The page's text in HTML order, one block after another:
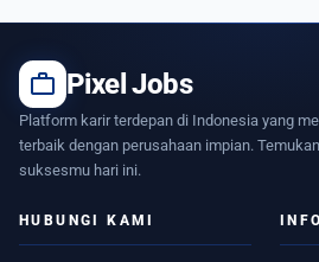
work Pixel Jobs
Platform karir terdepan di Indonesia yang
terbaik dengan perusahaan impian.
suksesmu hari ini.
HUBUNGI KAMI